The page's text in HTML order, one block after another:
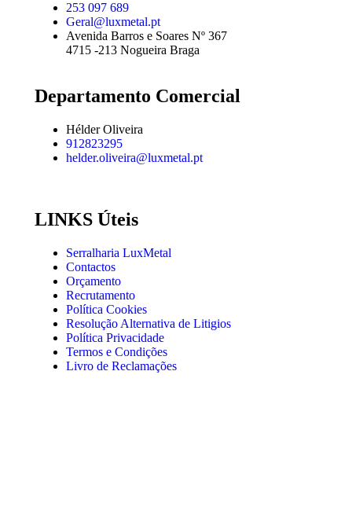
253 097 689
Geral@luxmetal.pt
Avenida Barros e Soares Nº 367
4715 -213 Nogueira Braga
Departamento Comercial
Hélder Oliveira
912823295
helder.oliveira@luxmetal.pt
LINKS Úteis
Serralharia LuxMetal
Contactos
Orçamento
Recrutamento
Política Cookies
Resolução Alternativa de Litigios
Política Privacidade
Termos e Condições
Livro de Reclamações